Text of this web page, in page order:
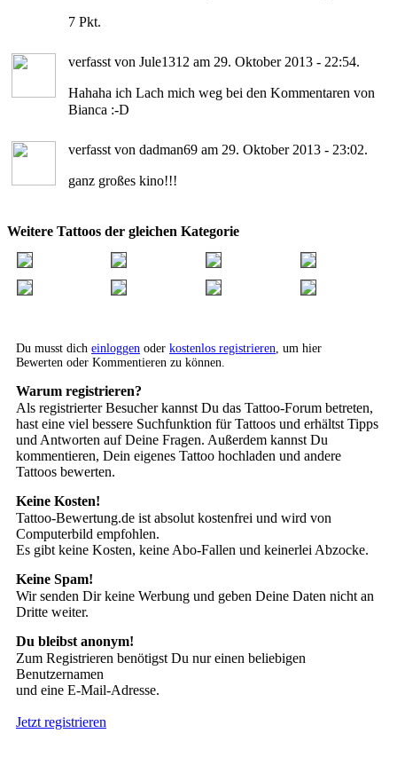
7 Pkt.
verfasst von Jule1312 am 29. Oktober 2013 - 22:54.
Hahaha ich Lach mich weg bei den Kommentaren von
Bianca :-D
verfasst von dadman69 am 29. Oktober 2013 - 23:02.
ganz großes kino!!!
Weitere Tattoos der gleichen Kategorie
Du musst dich einloggen oder kostenlos registrieren, um hier
Bewerten oder Kommentieren zu können.
Warum registrieren?
Als registrierter Besucher kannst Du das Tattoo-Forum betreten,
hast eine viel bessere Suchfunktion für Tattoos und erhältst Tipps
und Antworten auf Deine Fragen. Außerdem kannst Du
kommentieren, Dein eigenes Tattoo hochladen und andere
Tattoos bewerten.
Keine Kosten!
Tattoo-Bewertung.de ist absolut kostenfrei und wird von
Computerbild empfohlen.
Es gibt keine Kosten, keine Abo-Fallen und keinerlei Abzocke.
Keine Spam!
Wir senden Dir keine Werbung und geben Deine Daten nicht an
Dritte weiter.
Du bleibst anonym!
Zum Registrieren benötigst Du nur einen beliebigen
Benutzernamen
und eine E-Mail-Adresse.
Jetzt registrieren